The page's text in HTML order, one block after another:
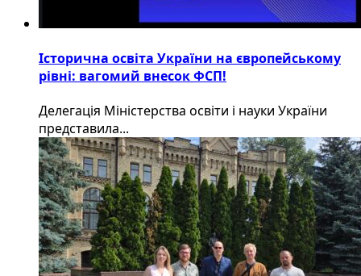
Історична освіта України на європейському
рівні: вагомий внесок ФСП!
Делегація Міністерства освіти і науки України
представила...